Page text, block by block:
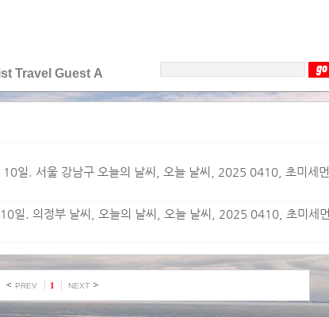
Travel Guest A
일. 서울 강남구 오늘의 날씨, 오늘 날씨, 2025 0410, 초미세먼
일. 의정부 날씨, 오늘의 날씨, 오늘 날씨, 2025 0410, 초미세먼
PREV 1 NEXT